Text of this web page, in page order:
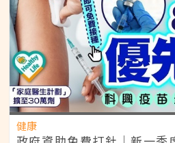
健康